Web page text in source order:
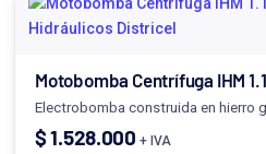
Motobomba Centrífuga IHM
Electrobomba construida en hierro
$1.528.000 + IVA